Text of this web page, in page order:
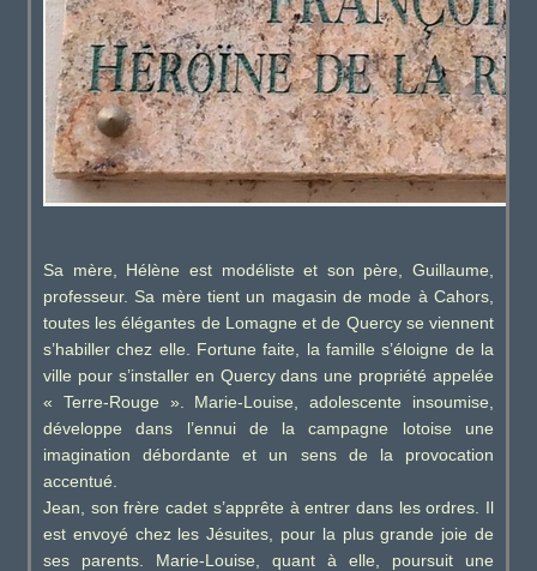
Sa mère, Hélène est modéliste et son père, Guillaume,
professeur. Sa mère tient un magasin de mode à Cahors,
toutes les élégantes de Lomagne et de Quercy se viennent
s’habiller chez elle. Fortune faite, la famille s’éloigne de la
ville pour s’installer en Quercy dans une propriété appelée
« Terre-Rouge ». Marie-Louise, adolescente insoumise,
développe dans l’ennui de la campagne lotoise une
imagination débordante et un sens de la provocation
accentué.
Jean, son frère cadet s’apprête à entrer dans les ordres. Il
est envoyé chez les Jésuites, pour la plus grande joie de
ses parents. Marie-Louise, quant à elle, poursuit une